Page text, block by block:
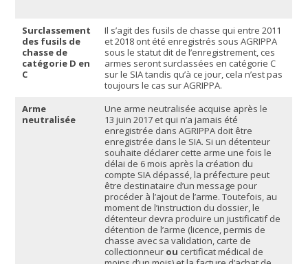
Surclassement
des fusils de
chasse de
catégorie D en
C
Il s’agit des fusils de chasse qui entre 2011
et 2018 ont été enregistrés sous AGRIPPA
sous le statut dit de l’enregistrement, ces
armes seront surclassées en catégorie C
sur le SIA tandis qu’à ce jour, cela n’est pas
toujours le cas sur AGRIPPA.
Arme
neutralisée
Une arme neutralisée acquise après le
13 juin 2017 et qui n’a jamais été
enregistrée dans AGRIPPA doit être
enregistrée dans le SIA. Si un détenteur
souhaite déclarer cette arme une fois le
délai de 6 mois après la création du
compte SIA dépassé, la préfecture peut
être destinataire d’un message pour
procéder à l’ajout de l’arme. Toutefois, au
moment de l’instruction du dossier, le
détenteur devra produire un justificatif de
détention de l’arme (licence, permis de
chasse avec sa validation, carte de
collectionneur ou certificat médical de